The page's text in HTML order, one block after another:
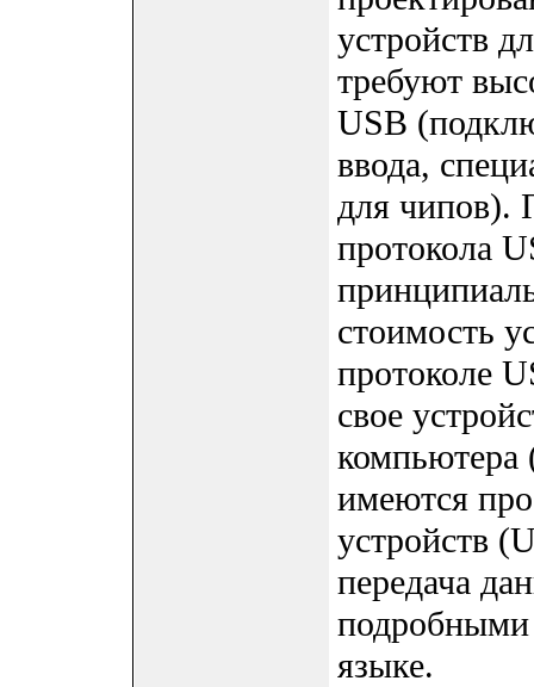
устройств
требуют
USB
ввода,
для чипов).
протокола
стоимость
протоколе
свое
компьютера
имеются
устройств
передача
подробными
языке.